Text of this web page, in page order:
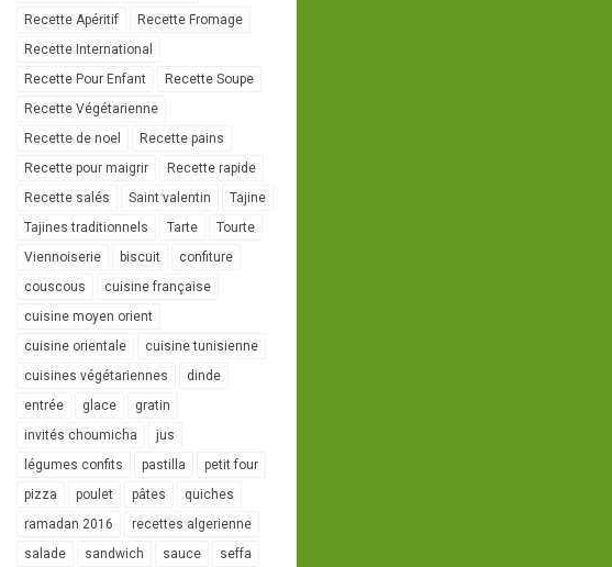
Recette Apéritif
Recette Fromage
Recette International
Recette Pour Enfant
Recette Soupe
Recette Végétarienne
Recette de noel
Recette pains
Recette pour maigrir
Recette rapide
Recette salés
Saint valentin
Tajine
Tajines traditionnels
Tarte
Tourte
Viennoiserie
biscuit
confiture
couscous
cuisine française
cuisine moyen orient
cuisine orientale
cuisine tunisienne
cuisines végétariennes
dinde
entrée
glace
gratin
invités choumicha
jus
légumes confits
pastilla
petit four
pizza
poulet pâtes
quiches
ramadan 2016
recettes algerienne
salade
sandwich sauce
seffa